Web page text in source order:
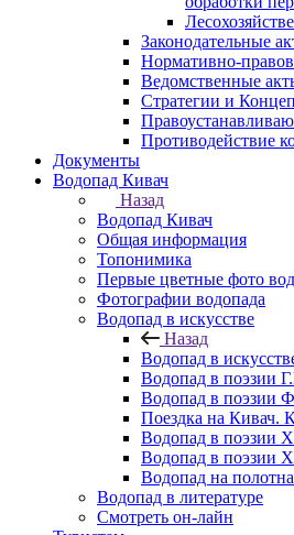
Законодательные
Нормативно-
Ведомственные
Стратегии и
Противодействие
Документы
Водопад Кивач
Назад
Водопад Кивач
Общая информация
Топонимика
Первые цветные фото
Фотографии водопада
Водопад в искусстве
Назад
Водопад в
Водопад в поэзии
Водопад в поэзии
Поездка на Кивач.
Водопад в поэзии
Водопад в поэзии
Водопад на
Водопад в литературе
Смотреть он-лайн